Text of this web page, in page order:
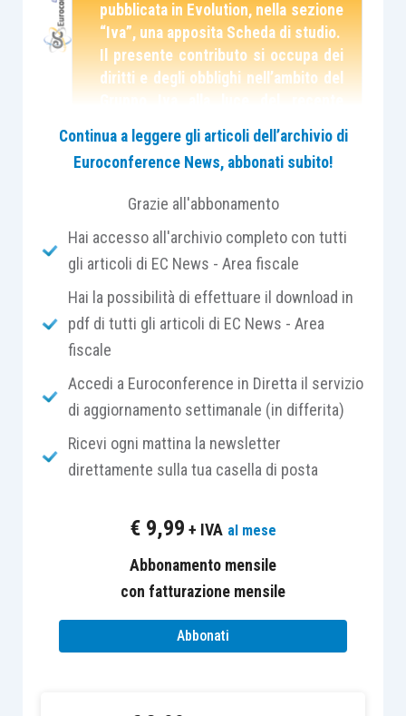
pubblicata in Evolution, nella sezione
“Iva”, una apposita Scheda di studio.
Il presente contributo si occupa dei
diritti e degli obblighi nell’ambito del
soprattutto della circolare
19/E/2018.
che:
le cessioni di beni e le prestazioni di
servizi effettuate da unsoggetto
partecipante
nei confronti di unaltro soggetto
partecipante allo stesso Gruppo Iva,
sono considerate cessioni di beni e
fa parte,si considerano effettuate dal
Gruppo Iva;
le cessioni di beni e le prestazioni di
servizi effettuatenei confronti di un
Continua a leggere gli articoli dell’archivio di
Euroconference News, abbonati subito!
Grazie all'abbonamento
Hai accesso all'archivio completo con tutti
gli articoli di EC News - Area fiscale
Hai la possibilità di effettuare il download in
pdf di tutti gli articoli di EC News - Area
fiscale
Accedi a Euroconference in Diretta il servizio
di aggiornamento settimanale (in differita)
Ricevi ogni mattina la newsletter
direttamente sulla tua casella di posta
€ 9,99 + IVA al mese
Abbonamento mensile
con fatturazione mensile
Abbonati